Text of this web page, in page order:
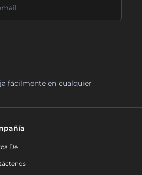
fácilmente en cualquier
De